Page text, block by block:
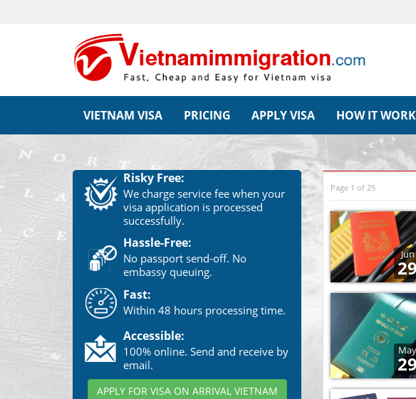
VIETNAM VISA PRICING APPLY VISA HOW IT
Risky Free:
We charge service fee when your
visa application is processed
successfully.
Hassle-Free:
No passport send-off. No
embassy queuing.
Fast:
Within 48 hours processing time.
Accessible:
100% online. Send and receive by
email.
APPLY FOR VISA ON ARRIVAL VIETNAM
Page 1 of 25
Jun
May